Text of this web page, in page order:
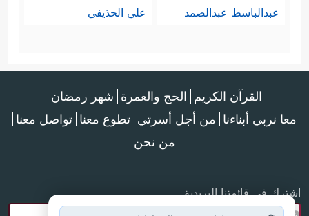
عبدالباسط عبدالصمد علي الحذيفي
القرآن الكريم الحج والعمرة شهر رمضان
معا نربي أبناءنا من أجل أسرتي تطوع معنا تواصل معنا
من نحن
اشترك في قائمتنا البريدية